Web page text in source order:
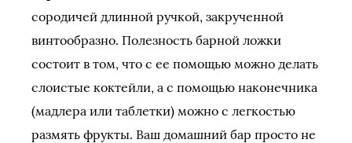
сородичей длинной ручкой, закрученной
винтообразно. Полезность барной ложки
состоит в том, что с ее помощью можно делать
слоистые коктейли, а с помощью наконечника
(мадлера или таблетки) можно с легкостью
размять фрукты. Ваш домашний бар просто не